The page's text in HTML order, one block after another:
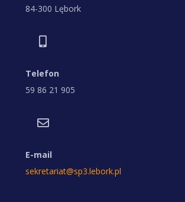
84-300 Lębork
Telefon
59 86 21 905
E-mail
sekretariat@sp3.lebork.pl